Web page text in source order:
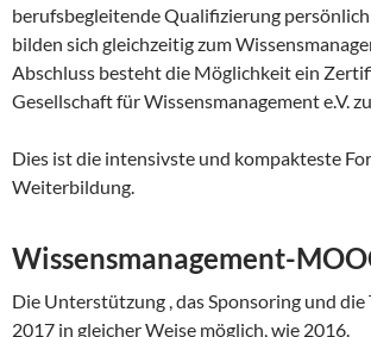
berufsbegleitende Qualifizierung
bilden sich gleichzeitig zum
Abschluss besteht die Möglichkeit ein
Gesellschaft für Wissensmanagement e.V.
Dies ist die intensivste und kompakteste
Weiterbildung.
Wissensmanagement-
Die Unterstützung , das Sponsoring und die
2017 in gleicher Weise möglich, wie 2016.